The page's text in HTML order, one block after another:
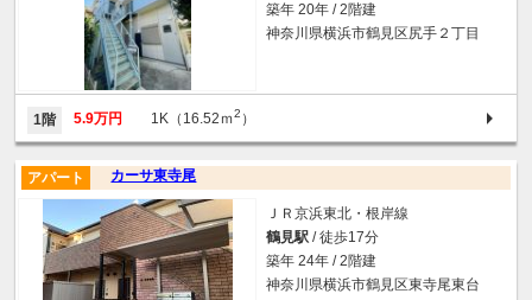
築年 20年 / 2階建
神奈川県横浜市鶴見区尻手２丁目
1階 5.9万円 1K（16.52ｍ2 ）
カーサ東寺尾
アパート
ＪＲ京浜東北・根岸線
鶴見駅 / 徒歩17分
築年 24年 / 2階建
神奈川県横浜市鶴見区東寺尾東台